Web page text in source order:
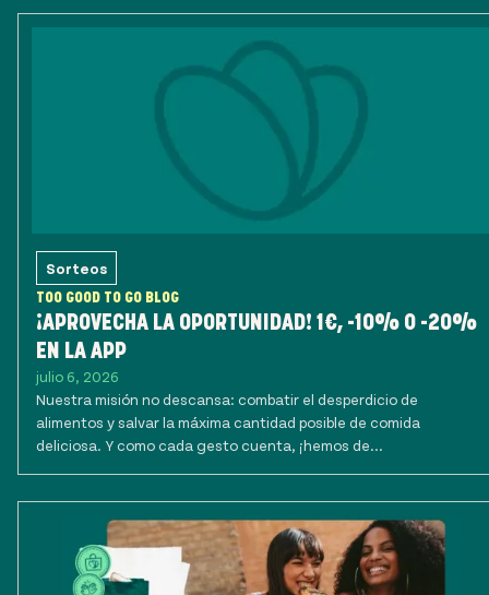
Sorteos
TOO GOOD TO GO BLOG
¡APROVECHA LA OPORTUNIDAD! 1€, -10% O -20%
EN LA APP
julio 6, 2026
Nuestra misión no descansa: combatir el desperdicio de
alimentos y salvar la máxima cantidad posible de comida
deliciosa. Y como cada gesto cuenta, ¡hemos de...